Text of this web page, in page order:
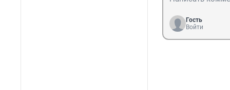
Гость
Войти